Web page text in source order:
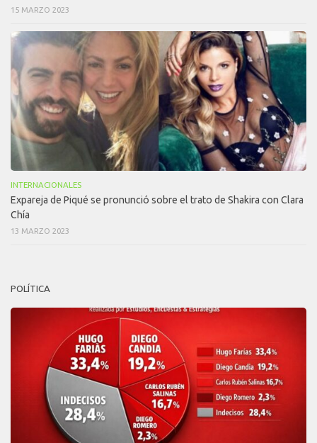
15 MARZO 2023
INTERNACIONALES
Expareja de Piqué se pronunció sobre el trato de Shakira con Clara
Chía
13 MARZO 2023
POLÍTICA